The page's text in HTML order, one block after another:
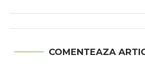
COMENTEAZA